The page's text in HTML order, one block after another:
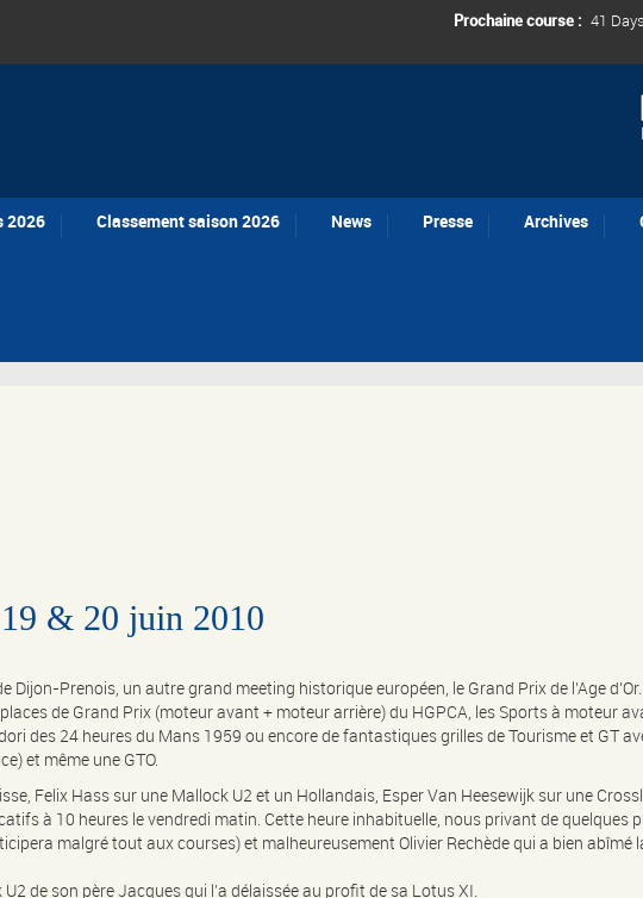
Prochaine course : 41
2026 Classement saison 2026 News Presse Archives
& 20 juin 2010
Prenois, un autre grand meeting historique européen, le Grand Prix de l’Age d’Or.
de Grand Prix (moteur avant + moteur arrière) du HGPCA, les Sports à moteur
des 24 heures du Mans 1959 ou encore de fantastiques grilles de Tourisme et GT
et même une GTO.
Felix Hass sur une Mallock U2 et un Hollandais, Esper Van Heesewijk sur une
à 10 heures le vendredi matin. Cette heure inhabituelle, nous privant de quelques
malgré tout aux courses) et malheureusement Olivier Rechède qui a bien abîmé
de son père Jacques qui l’a délaissée au profit de sa Lotus XI.